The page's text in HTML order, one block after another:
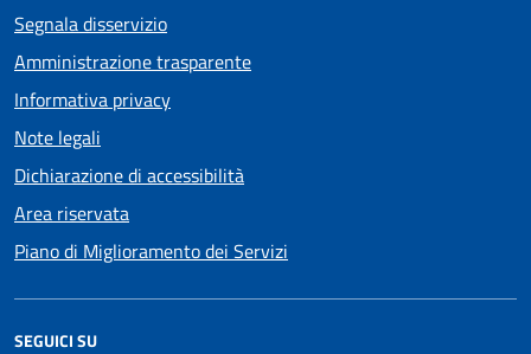
Segnala disservizio
Amministrazione trasparente
Informativa privacy
Note legali
Dichiarazione di accessibilità
Area riservata
Piano di Miglioramento dei Servizi
SEGUICI SU